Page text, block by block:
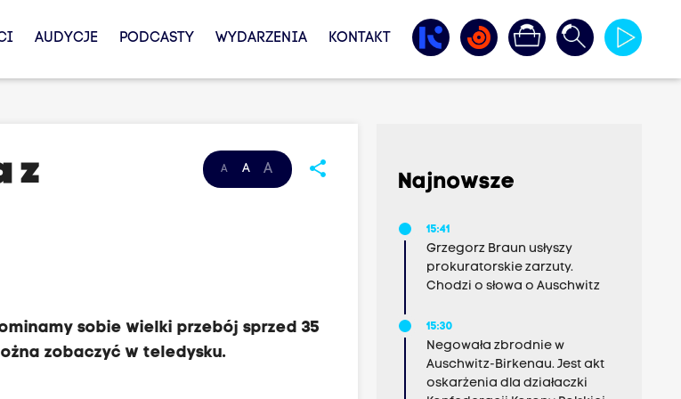
AUDYCJE PODCASTY WYDARZENIA KONTAKT
A A A share
z
sobie wielki przebój sprzed 35
zobaczyć w teledysku.
Najnowsze
15:41
Grzegorz Braun usłyszy
prokuratorskie zarzuty.
Chodzi o słowa o Auschwitz
15:30
Negowała zbrodnie w
Auschwitz-Birkenau. Jest akt
oskarżenia dla działaczki